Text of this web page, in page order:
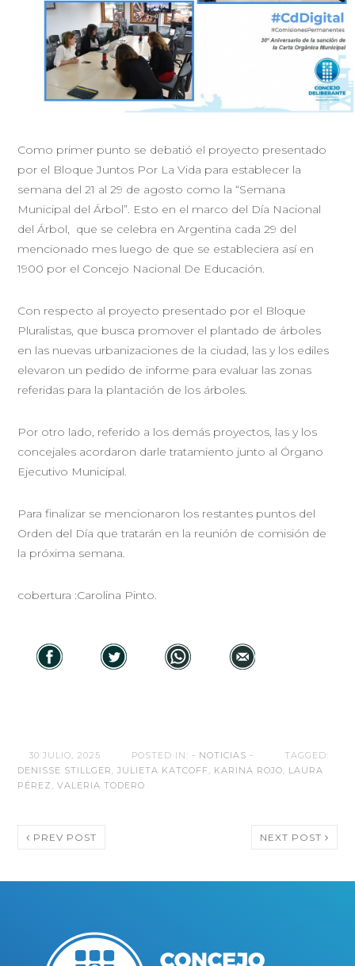
Como primer punto se debatió el proyecto presentado
por el Bloque Juntos Por La Vida para establecer la
semana del 21 al 29 de agosto como la “Semana
Municipal del Árbol”. Esto en el marco del Día Nacional
del Árbol, que se celebra en Argentina cada 29 del
mencionado mes luego de que se estableciera así en
1900 por el Concejo Nacional De Educación.
Con respecto al proyecto presentado por el Bloque
Pluralistas, que busca promover el plantado de árboles
en las nuevas urbanizaciones de la ciudad, las y los ediles
elevaron un pedido de informe para evaluar las zonas
referidas para la plantación de los árboles.
Por otro lado, referido a los demás proyectos, las y los
concejales acordaron darle tratamiento junto al Órgano
Ejecutivo Municipal.
Para finalizar se mencionaron los restantes puntos del
Orden del Día que tratarán en la reunión de comisión de
la próxima semana.
cobertura :Carolina Pinto.
30 JULIO, 2025 POSTED IN: - NOTICIAS -
TAGGED:
DENISSE STILLGER ,JULIETA KATCOFF, KARINA ROJO, LAURA
PÉREZ ,VALERIA TODERO
PREV POST NEXT POST